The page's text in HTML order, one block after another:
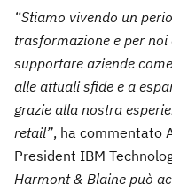
“Stiamo vivendo un
trasformazione e per
supportare aziende
alle attuali sfide e a
grazie alla nostra
retail”, ha commentato
President IBM
Harmont & Blaine può